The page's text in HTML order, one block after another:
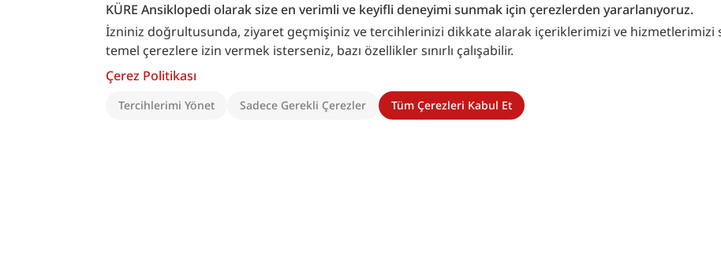
KÜRE Ansiklopedi olarak size en verimli ve keyifli deneyimi sunmak için çerezlerden yararlanıyoruz.
İzniniz doğrultusunda, ziyaret geçmişiniz ve tercihlerinizi dikkate alarak içeriklerimizi ve hizmetlerimizi
temel çerezlere izin vermek isterseniz, bazı özellikler sınırlı çalışabilir.
Çerez Politikası
Tercihlerimi Yönet Sadece Gerekli Çerezler Tüm Çerezleri Kabul Et